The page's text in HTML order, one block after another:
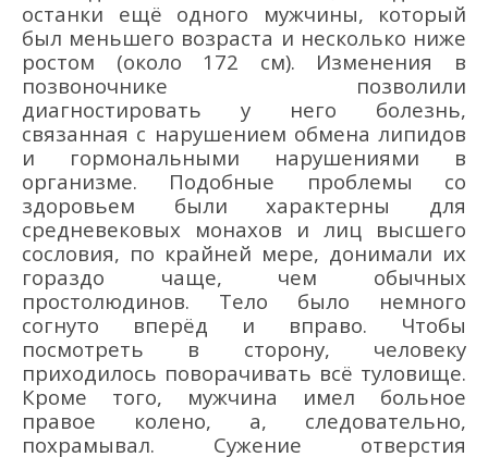
останки ещё одного мужчины, который
был меньшего возраста и несколько ниже
ростом (около 172 см). Изменения в
позвоночнике позволили
диагностировать у него болезнь,
связанная с нарушением обмена липидов
и гормональными нарушениями в
организме. Подобные проблемы со
здоровьем были характерны для
средневековых монахов и лиц высшего
сословия, по крайней мере, донимали их
гораздо чаще, чем обычных
простолюдинов. Тело было немного
согнуто вперёд и вправо. Чтобы
посмотреть в сторону, человеку
приходилось поворачивать всё туловище.
Кроме того, мужчина имел больное
правое колено, а, следовательно,
похрамывал. Сужение отверстия